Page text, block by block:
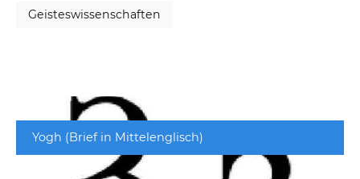
Geisteswissenschaften
Yogh (Brief in Mittelenglisch)